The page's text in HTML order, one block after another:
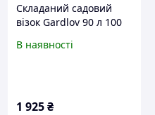
Складаний садовий
візок Gardlov 90 л 100
В наявності
1 925₴